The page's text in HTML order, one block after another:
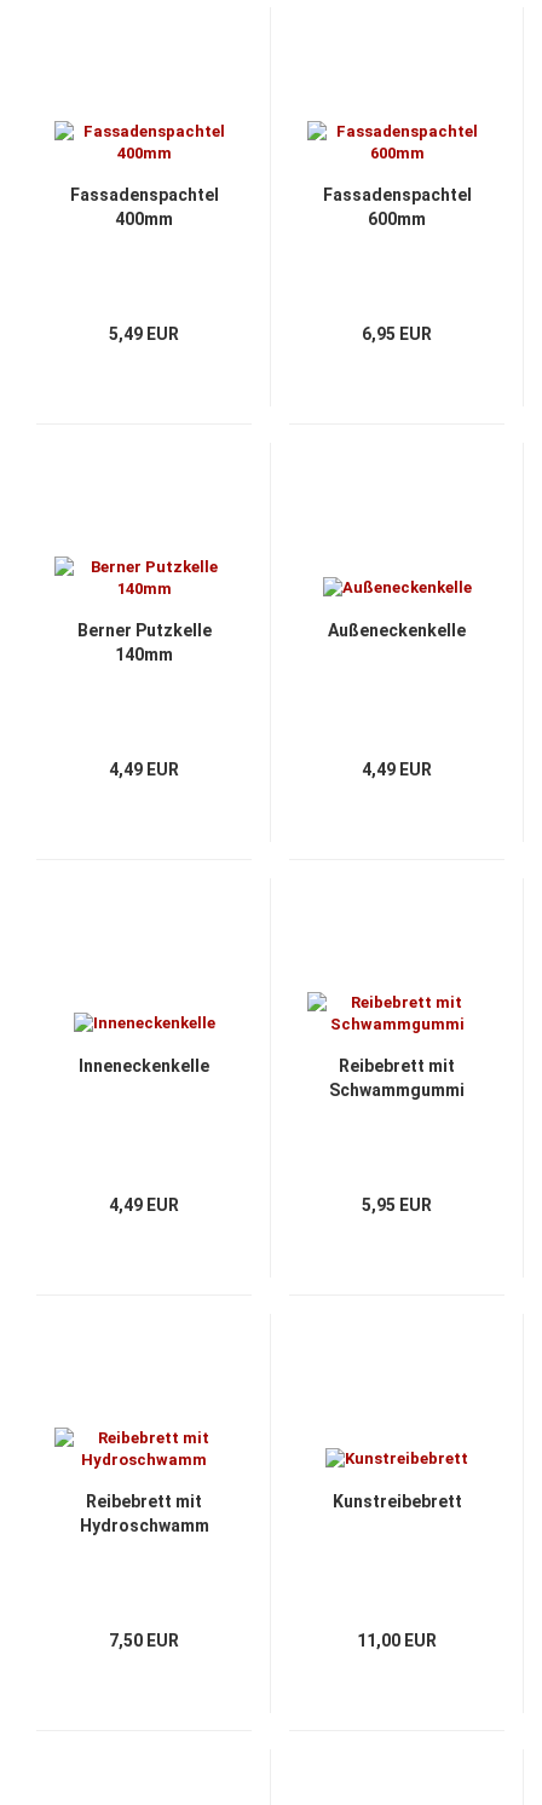
Fassadenspachtel
400mm
5,49 EUR
Fassadenspachtel
600mm
6,95 EUR
Berner Putzkelle
140mm
4,49 EUR
Außeneckenkelle
4,49 EUR
Inneneckenkelle
4,49 EUR
Reibebrett mit
Schwammgummi
5,95 EUR
Reibebrett mit
Hydroschwamm
7,50 EUR
Kunstreibebrett
11,00 EUR